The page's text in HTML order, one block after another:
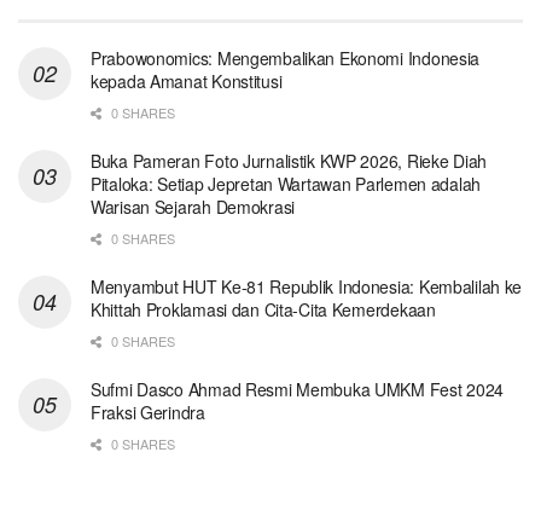
Prabowonomics: Mengembalikan Ekonomi Indonesia
kepada Amanat Konstitusi
0 SHARES
Buka Pameran Foto Jurnalistik KWP 2026, Rieke Diah
Pitaloka: Setiap Jepretan Wartawan Parlemen adalah
Warisan Sejarah Demokrasi
0 SHARES
Menyambut HUT Ke-81 Republik Indonesia: Kembalilah ke
Khittah Proklamasi dan Cita-Cita Kemerdekaan
0 SHARES
Sufmi Dasco Ahmad Resmi Membuka UMKM Fest 2024
Fraksi Gerindra
0 SHARES